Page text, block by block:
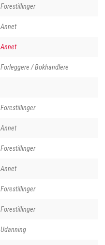
Forestillinger
Annet
Annet
Forleggere / Bokhandlere
Forestillinger
Annet
Forestillinger
Annet
Forestillinger
Forestillinger
Udanning